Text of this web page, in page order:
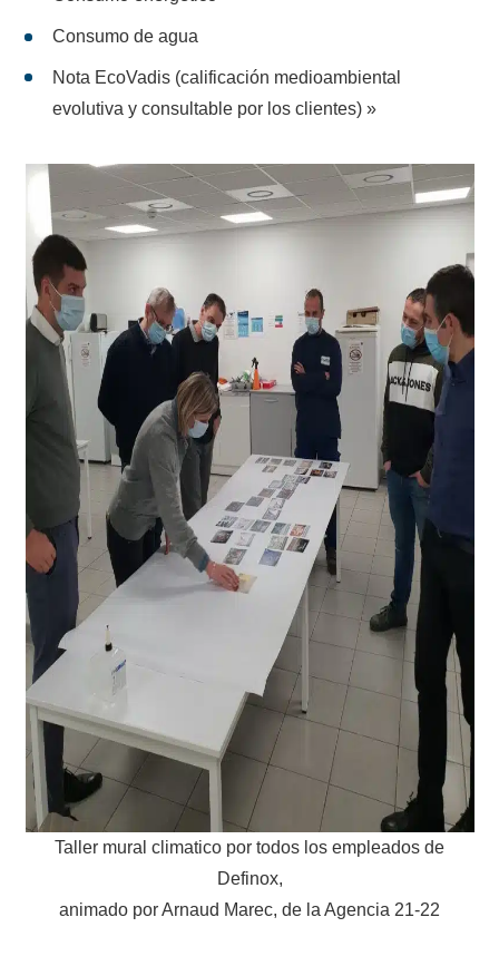
Consumo de agua
Nota EcoVadis (calificación medioambiental
evolutiva y consultable por los clientes) »
Taller mural climatico por todos los empleados de
Definox,
animado por Arnaud Marec, de la Agencia 21-22